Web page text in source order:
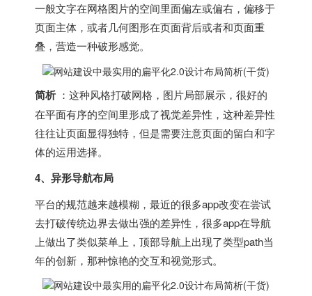
一般文字在网格图片的空间里面偏左或偏右，偏移于
页面主体，或者几何图形在页面背后或者和页面重
叠，营造一种破形感觉。
简析 ：这种风格打破网格，图片局部展示，很好的
在平面有序的空间里形成了视觉差异性，这种差异性
往往让页面显得独特，但是需要注意页面的留白和字
体的运用选择。
4、异形导航布局
平台的规范越来越模糊，最近的很多app改变在尝试
去打破传统边界去做出强的差异性，很多app在导航
上做出了类似菜单上，顶部导航上出现了类型path当
年的创新，那种惊艳的交互和视觉形式。